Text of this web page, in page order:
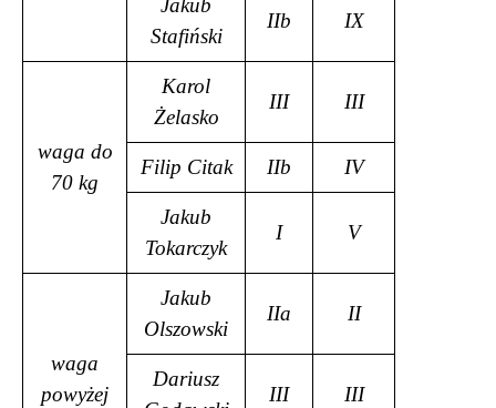
Jakub
Stafiński
IIb IX
waga do
70 kg
Karol
Żelasko
III III
Filip Citak IIb IV
Jakub
Tokarczyk
I V
waga
powyżej
Jakub
Olszowski
IIa II
Dariusz
III III